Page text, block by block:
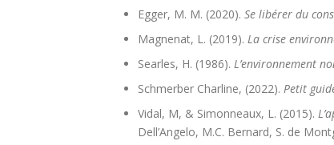
Egger, M. M. (2020). Se libérer du
Magnenat, L. (2019). La crise
Searles, H. (1986). L’environnement
Schmerber Charline, (2022). Petit
Vidal, M, & Simonneaux, L. (2015).
Dell’Angelo, M.C. Bernard, S. de